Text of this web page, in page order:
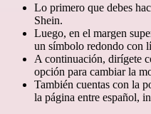
Lo primero que debes
Shein.
Luego, en el margen
un símbolo redondo con
A continuación, dirígete
opción para cambiar la
También cuentas con la
la página entre español,